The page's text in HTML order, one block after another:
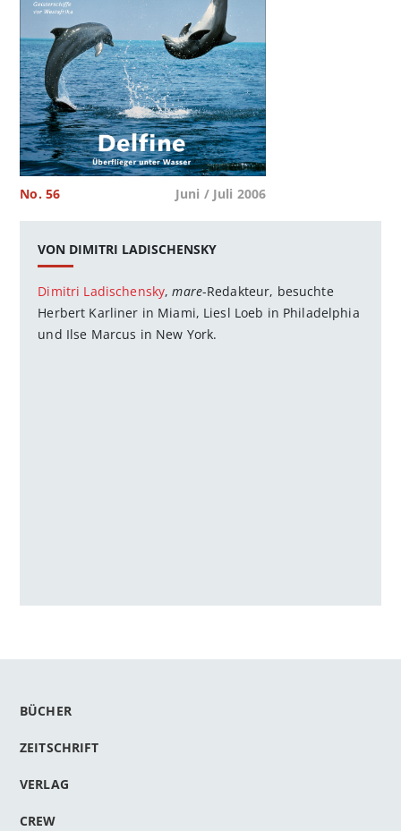
No. 56 Juni / Juli 2006
VON DIMITRI LADISCHENSKY
Dimitri Ladischensky,mare-Redakteur, besuchte
Herbert Karliner in Miami, Liesl Loeb in Philadelphia
und Ilse Marcus in New York.
BÜCHER
ZEITSCHRIFT
VERLAG
CREW